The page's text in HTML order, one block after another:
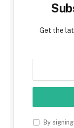
Get the
By